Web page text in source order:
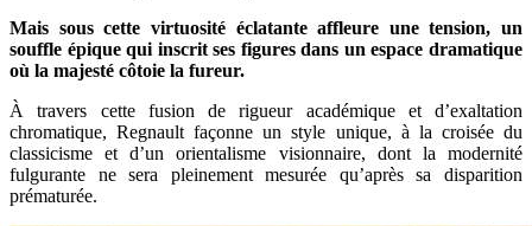
Mais sous cette virtuosité éclatante affleure une tension, un
souffle épique qui inscrit ses figures dans un espace dramatique
où la majesté côtoie la fureur.
À travers cette fusion de rigueur académique et d’exaltation
chromatique, Regnault façonne un style unique, à la croisée du
classicisme et d’un orientalisme visionnaire, dont la modernité
fulgurante ne sera pleinement mesurée qu’après sa disparition
prématurée.